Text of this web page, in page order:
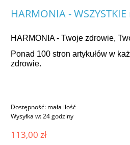
HARMONIA -
HARMONIA - Twoje zdrowie,
Ponad 100 stron artykułów w
zdrowie.
Dostępność: mała ilość
Wysyłka w:24 godziny
113,00 zł